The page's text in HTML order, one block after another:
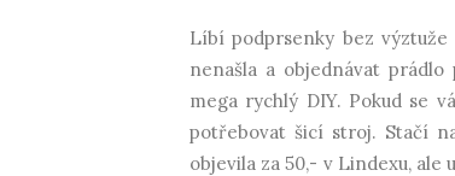
Líbí podprsenky bez
nenašla a objednávat
mega rychlý DIY. Pokud se
potřebovat šicí stroj. Stačí
objevila za 50,- v Lindexu, ale